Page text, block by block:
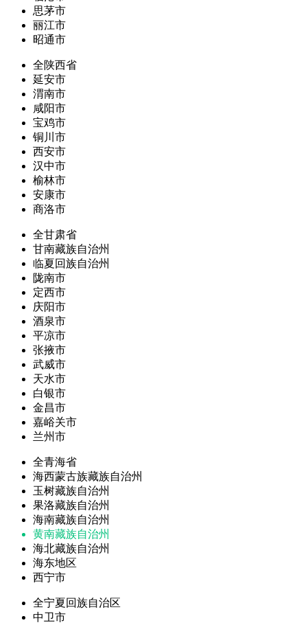
思茅市
丽江市
昭通市
全陕西省
延安市
渭南市
咸阳市
宝鸡市
铜川市
西安市
汉中市
榆林市
安康市
商洛市
全甘肃省
甘南藏族自治州
临夏回族自治州
陇南市
定西市
庆阳市
酒泉市
平凉市
张掖市
武威市
天水市
白银市
金昌市
嘉峪关市
兰州市
全青海省
海西蒙古族藏族自治州
玉树藏族自治州
果洛藏族自治州
海南藏族自治州
黄南藏族自治州
海北藏族自治州
海东地区
西宁市
全宁夏回族自治区
中卫市